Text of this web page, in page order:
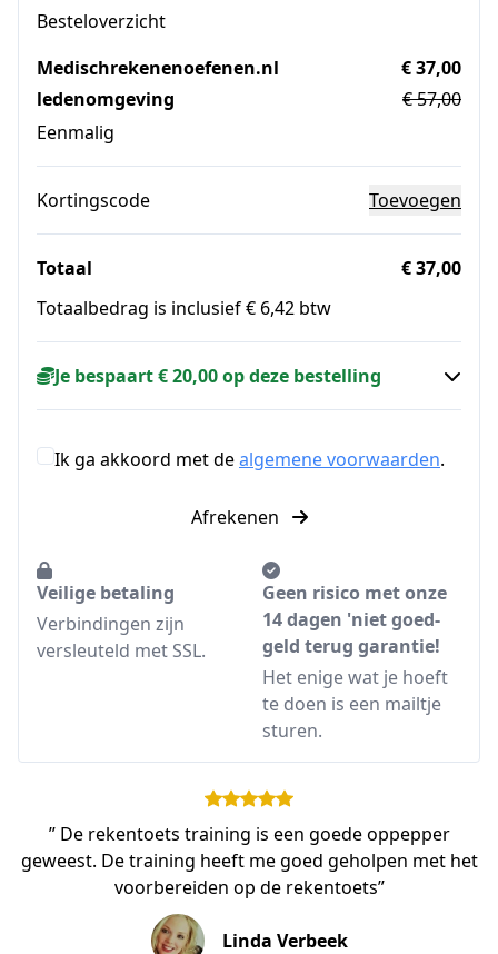
Besteloverzicht
Medischrekenenoefenen.nl
ledenomgeving
Eenmalig
€ 37,00
€ 57,00
Kortingscode Toevoegen
Totaal
€ 37,00
Totaalbedrag is inclusief € 6,42 btw
Je bespaart € 20,00 op deze bestelling
Ik ga akkoord met dealgemene voorwaarden.
Afrekenen
Veilige betaling
Verbindingen zijn
versleuteld met SSL.
Geen risico met onze
14 dagen 'niet goed-
geld terug garantie!
Het enige wat je hoeft
te doen is een mailtje
sturen.
” De rekentoets training is een goede oppepper
geweest. De training heeft me goed geholpen met het
voorbereiden op de rekentoets”
Linda Verbeek